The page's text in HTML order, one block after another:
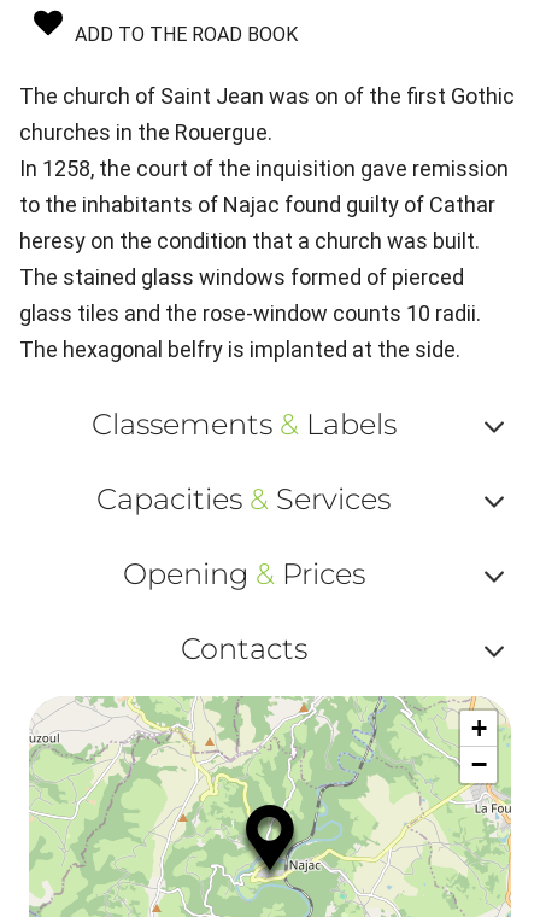
ADD TO THE ROAD BOOK
The church of Saint Jean was on of the first Gothic
churches in the Rouergue.
In 1258, the court of the inquisition gave remission
to the inhabitants of Najac found guilty of Cathar
heresy on the condition that a church was built.
The stained glass windows formed of pierced
glass tiles and the rose-window counts 10 radii.
The hexagonal belfry is implanted at the side.
Classements & Labels
ou
Capacities & Services
ou
Opening & Prices
ou
et
Contacts
ou
+
−